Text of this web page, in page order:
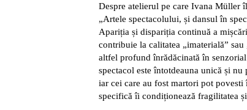
Despre atelierul pe care Ivana Müller
„Artele spectacolului, și dansul în
Apariția și dispariția continuă a
contribuie la calitatea „imaterială”
altfel profund înrădăcinată în
spectacol este întotdeauna unică și
iar cei care au fost martori pot povesti
specifică îi condiționează fragilitatea